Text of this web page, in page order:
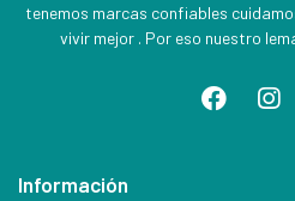
tenemos marcas confiables
vivir mejor . Por eso nuestro
Información